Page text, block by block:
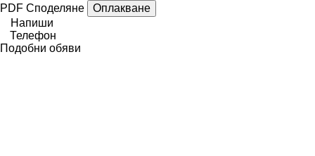
PDF Споделяне
Оплакване
Напиши
Телефон
Подобни обяви